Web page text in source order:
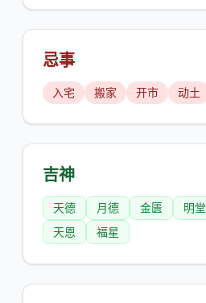
忌事
入宅 搬家 开市 动土
吉神
天德 月德 金匮 明堂
天恩
福星